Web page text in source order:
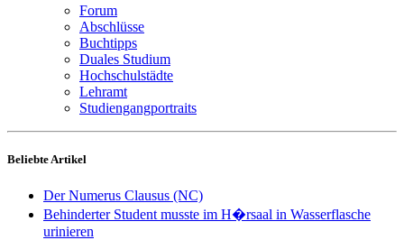
Forum
Abschlüsse
Buchtipps
Duales Studium
Hochschulstädte
Lehramt
Studiengangportraits
Beliebte Artikel
Der Numerus Clausus (NC)
Behinderter Student musste im H�rsaal in Wasserflasche
urinieren